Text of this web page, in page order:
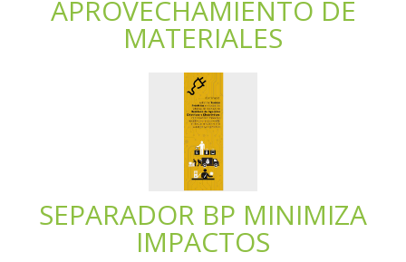
APROVECHAMIENTO DE
MATERIALES
SEPARADOR BP MINIMIZA
IMPACTOS